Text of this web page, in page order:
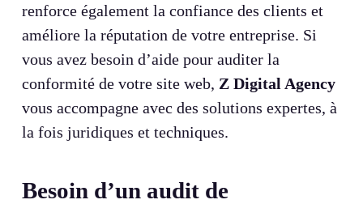
renforce également la confiance des clients et
améliore la réputation de votre entreprise. Si
vous avez besoin d’aide pour auditer la
conformité de votre site web, Z Digital Agency
vous accompagne avec des solutions expertes, à
la fois juridiques et techniques.
Besoin d’un audit de